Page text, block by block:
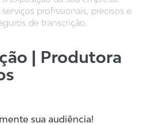
profissionais, precisos e
de transcrição.
| Produtora
sua audiência!